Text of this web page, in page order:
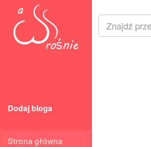
Dodaj bloga
Strona główna